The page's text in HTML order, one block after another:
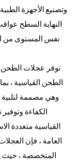
وتصنيع الأجهزة
النهاية السطح
نفس المستوى من
توفر عجلات الطحن
الطحن القياسية ،
وهي مصممة لتلبية
الكفاءة
القياسية متعددة
العامة ، فإن
المتخصصة ، حيث